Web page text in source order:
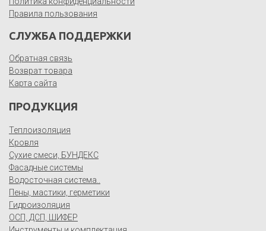
Правила пользования
СЛУЖБА ПОДДЕРЖКИ
Обратная связь
Возврат товара
Карта сайта
ПРОДУКЦИЯ
Теплоизоляция
Кровля
Сухие смеси, БУНДЕКС
Фасадные системы
Водосточная система..
Пены, мастики, герметики
Гидроизоляция
ОСП, ДСП, ШИФЕР